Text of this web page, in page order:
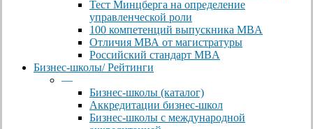
Тест Минцберга на определение
управленческой роли
100 компетенций выпускника MBA
Отличия МВА от магистратуры
Российский стандарт MBA
Бизнес-школы/ Рейтинги
—
Бизнес-школы (каталог)
Аккредитации бизнес-школ
Бизнес-школы с международной